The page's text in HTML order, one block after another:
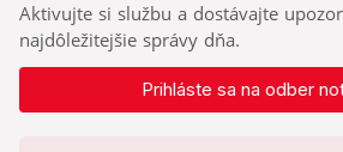
Aktivujte si službu a dostávajte
najdôležitejšie správy dňa.
Prihláste sa na odber